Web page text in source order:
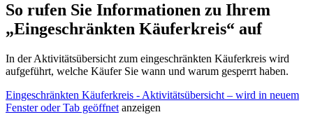
So rufen Sie Informationen zu Ihrem
„Eingeschränkten Käuferkreis“ auf
In der Aktivitätsübersicht zum eingeschränkten Käuferkreis wird
aufgeführt, welche Käufer Sie wann und warum gesperrt haben.
Eingeschränkten Käuferkreis - Aktivitätsübersicht – wird in neuem
Fenster oder Tab geöffnet anzeigen